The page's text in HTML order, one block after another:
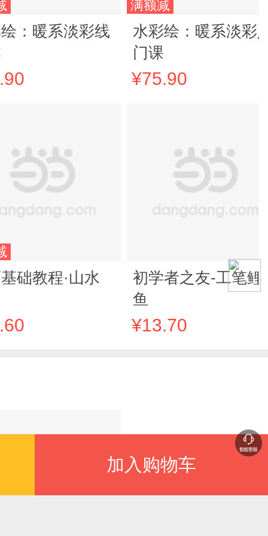
：暖系淡彩线
础教程·山水
满额减
水彩绘：暖系淡彩
门课
¥75.90
初学者之友-工笔鲤
鱼
¥13.70
加入购物车